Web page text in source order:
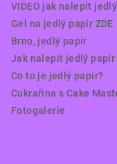
VIDEO jak nalepit
Gel na jedlý papír ZDE
Brno, jedlý papír
Jak nalepit jedlý papír
Co to je jedlý papír?
Cukrařina s Cake
Fotogalerie